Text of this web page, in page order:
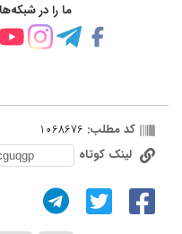
ما را در
کد مطلب: 1068676
لینک کوتاه